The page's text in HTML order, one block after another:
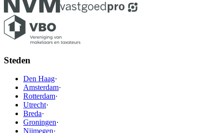
Steden
Den Haag·
Amsterdam·
Rotterdam·
Utrecht·
Breda·
Groningen·
Nijmegen·